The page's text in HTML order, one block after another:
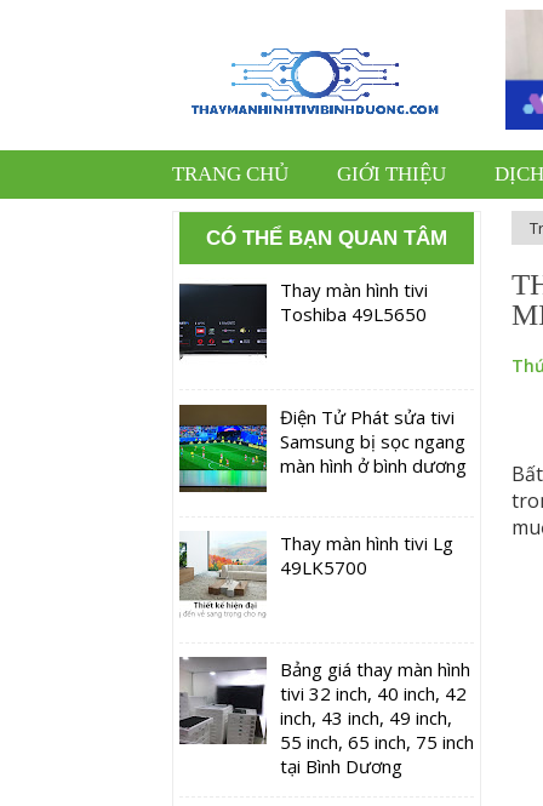
TRANG CHỦ GIỚI THIỆU
CÓ THỂ BẠN QUAN TÂM
Thay màn hình tivi
Toshiba 49L5650
Điện Tử Phát sửa tivi
Samsung bị sọc ngang
màn hình ở bình dương
Thay màn hình tivi Lg
49LK5700
Bảng giá thay màn hình
tivi 32 inch, 40 inch, 42
inch, 43 inch, 49 inch,
55 inch, 65 inch, 75 inch
tại Bình Dương